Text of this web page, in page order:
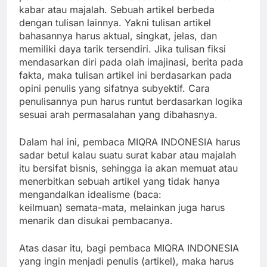
kabar atau majalah. Sebuah artikel berbeda
dengan tulisan lainnya. Yakni tulisan artikel
bahasannya harus aktual, singkat, jelas, dan
memiliki daya tarik tersendiri. Jika tulisan fiksi
mendasarkan diri pada olah imajinasi, berita pada
fakta, maka tulisan artikel ini berdasarkan pada
opini penulis yang sifatnya subyektif. Cara
penulisannya pun harus runtut berdasarkan logika
sesuai arah permasalahan yang dibahasnya.
Dalam hal ini, pembaca MIQRA INDONESIA harus
sadar betul kalau suatu surat kabar atau majalah
itu bersifat bisnis, sehingga ia akan memuat atau
menerbitkan sebuah artikel yang tidak hanya
mengandalkan idealisme (baca:
keilmuan) semata-mata, melainkan juga harus
menarik dan disukai pembacanya.
Atas dasar itu, bagi pembaca MIQRA INDONESIA
yang ingin menjadi penulis (artikel), maka harus